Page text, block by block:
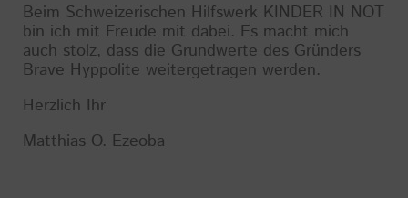
Beim Schweizerischen Hilfswerk KINDER IN NOT
bin ich mit Freude mit dabei. Es macht mich
auch stolz, dass die Grundwerte des Gründers
Brave Hyppolite weitergetragen werden.
Herzlich Ihr
Matthias O. Ezeoba